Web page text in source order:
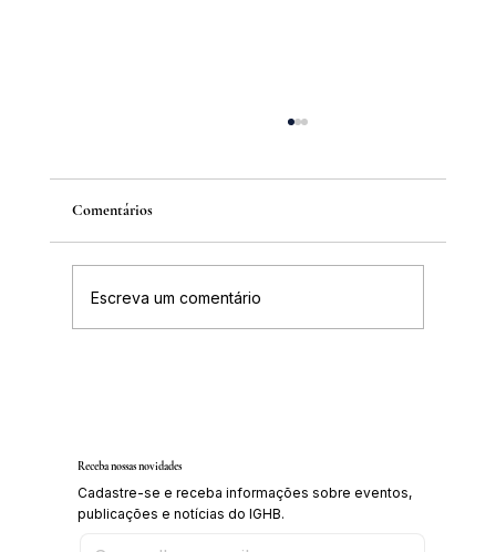
Comentários
Escreva um comentário
Receba nossas novidades
Cadastre-se e receba informações sobre eventos,
publicações e notícias do IGHB.